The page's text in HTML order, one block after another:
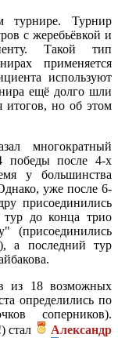
турнире. Турнир
с жеребьёвкой и
Такой тип
применяется
используют
ещё долго шли
итогов, но об этом
многократный
победы после 4-х
у большинства
уже после 6-
присоединились
до конца трио
(присоединились
а последний тур
из 18 возможных
определились по
соперников).
стал
Александр